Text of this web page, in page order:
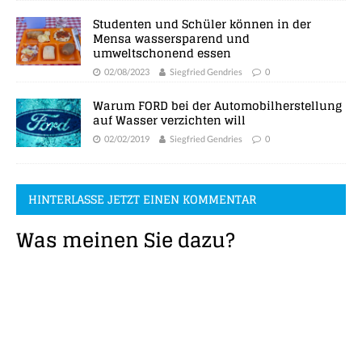
Studenten und Schüler können in der
Mensa wassersparend und
umweltschonend essen
02/08/2023 Siegfried Gendries 0
Warum FORD bei der Automobilherstellung
auf Wasser verzichten will
02/02/2019 Siegfried Gendries 0
HINTERLASSE JETZT EINEN KOMMENTAR
Was meinen Sie dazu?